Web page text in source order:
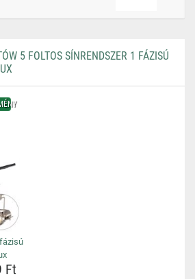
5 FOLTOS SÍNRENDSZER 1 FÁZISÚ
Ft